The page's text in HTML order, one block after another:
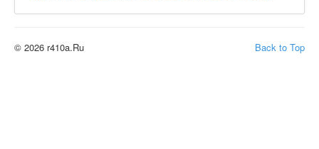
Back to Top
© 2026 r410a.Ru